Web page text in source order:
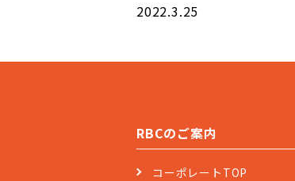
2022.3.25
RBCのご案内
コーポレートTOP